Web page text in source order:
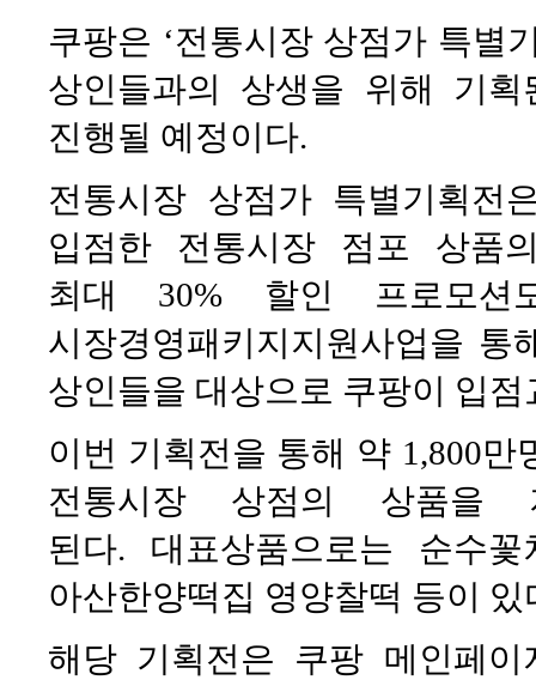
쿠팡은 ‘전통시장 상점가 특별
상인들과의 상생을 위해 기
진행될 예정이다.
전통시장 상점가 특별기획전
입점한 전통시장 점포 상품
최대 30% 할인 프로모션
시장경영패키지지원사업을
상인들을 대상으로 쿠팡이 입
이번 기획전을 통해 약 1,800
전통시장 상점의 상품
된다. 대표상품으로는 순수
아산한양떡집 영양찰떡 등이 있
해당 기획전은 쿠팡 메인페이